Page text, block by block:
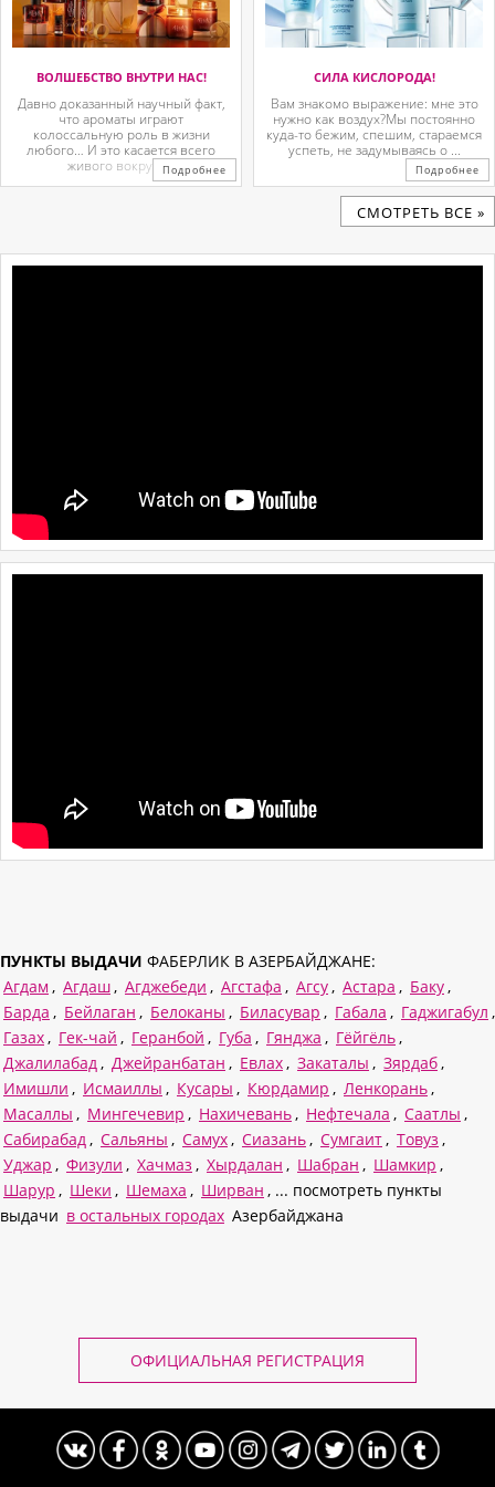
ВОЛШЕБСТВО ВНУТРИ НАС!
Давно доказанный научный факт,
что ароматы играют
колоссальную роль в жизни
любого… И это касается всего
живого вокруг. ...Подробнее
СИЛА КИСЛОРОДА!
Вам знакомо выражение: мне это
нужно как воздух?Мы постоянно
куда-то бежим, спешим, стараемся
успеть, не задумываясь о ...
Подробнее
CМОТРЕТЬ ВСЕ »
ПУНКТЫ ВЫДАЧИ ФАБЕРЛИК В АЗЕРБАЙДЖАНЕ:
Агдам , Агдаш , Агджебеди , Агстафа , Агсу , Астара , Баку ,
Барда , Бейлаган , Белоканы , Биласувар , Габала , Гаджигабул ,
Газах , Гек-чай , Геранбой , Губа , Гянджа , Гёйгёль ,
Джалилабад , Джейранбатан , Евлах , Закаталы , Зярдаб ,
Имишли , Исмаиллы , Кусары , Кюрдамир , Ленкорань ,
Масаллы , Мингечевир , Нахичевань , Нефтечала , Саатлы ,
Сабирабад , Сальяны , Самух , Сиазань , Сумгаит , Товуз ,
Уджар , Физули , Хачмаз , Хырдалан , Шабран , Шамкир ,
Шарур , Шеки , Шемаха , Ширван , ... посмотреть пункты
выдачи в остальных городах Азербайджана
ОФИЦИАЛЬНАЯ РЕГИСТРАЦИЯ